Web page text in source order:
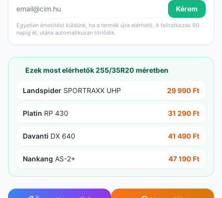
Kérem
Egyetlen értesítést küldünk, ha a termék újra elérhető. A feliratkozás 90
napig él, utána automatikusan törlődik.
Ezek most elérhetők 255/35R20 méretben
Landspider SPORTRAXX UHP 29 990 Ft
Platin RP 430 31 290 Ft
Davanti DX 640 41 490 Ft
Nankang AS-2+ 47 190 Ft